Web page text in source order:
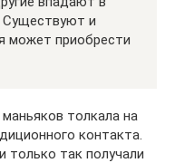
Существуют и
может приобрести
толкала на
контакта.
только так получали